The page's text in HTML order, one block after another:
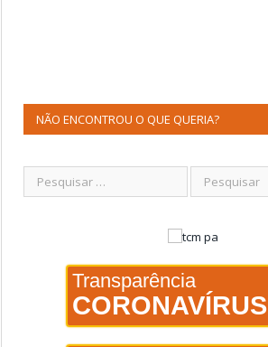
NÃO ENCONTROU O QUE QUERIA?
Transparência
CORONAVÍRUS